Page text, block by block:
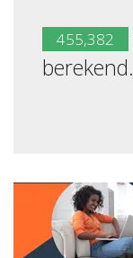
455,382
berekend.